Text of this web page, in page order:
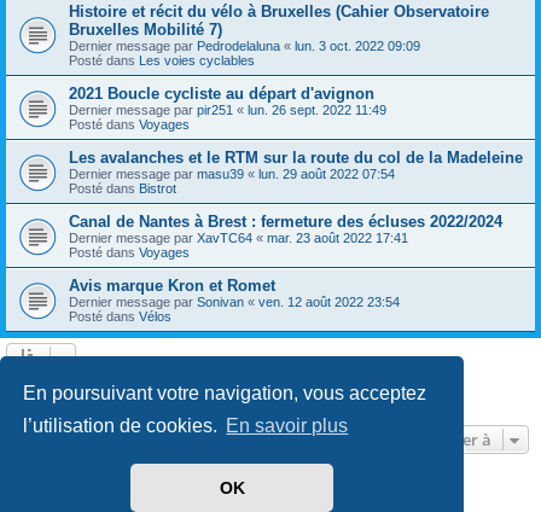
En poursuivant votre navigation, vous acceptez
l’utilisation de cookies. En savoir plus
OK
Histoire et récit du vélo à Bruxelles (Cahier Observatoire
Bruxelles Mobilité 7)
Dernier message par Pedrodelaluna « lun. 3 oct. 2022 09:09
Posté dans Les voies cyclables
2021 Boucle cycliste au départ d'avignon
Dernier message par pir251 « lun. 26 sept. 2022 11:49
Posté dans Voyages
Les avalanches et le RTM sur la route du col de la Madeleine
Dernier message par masu39 « lun. 29 août 2022 07:54
Posté dans Bistrot
Canal de Nantes à Brest : fermeture des écluses 2022/2024
Dernier message par XavTC64 « mar. 23 août 2022 17:41
Posté dans Voyages
Avis marque Kron et Romet
Dernier message par Sonivan « ven. 12 août 2022 23:54
Posté dans Vélos
602 résultats trouvés Page1sur13
1 2 3 4 5 … 13
Aller à
phpBB ® Forum Software © phpBB Limited
phpBB-fr.com